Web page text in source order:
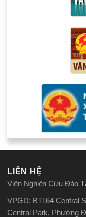
LIÊN HỆ
Viện Nghiên Cứu Đào
VPGD: BT164 Central
Central Park, Phường